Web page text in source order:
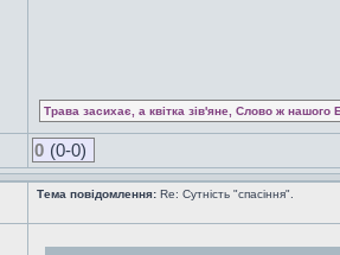
Трава засихає, а квітка зів'яне, Слово ж нашого
0 (0-0)
Тема повідомлення: Re: Сутність "спасіння".